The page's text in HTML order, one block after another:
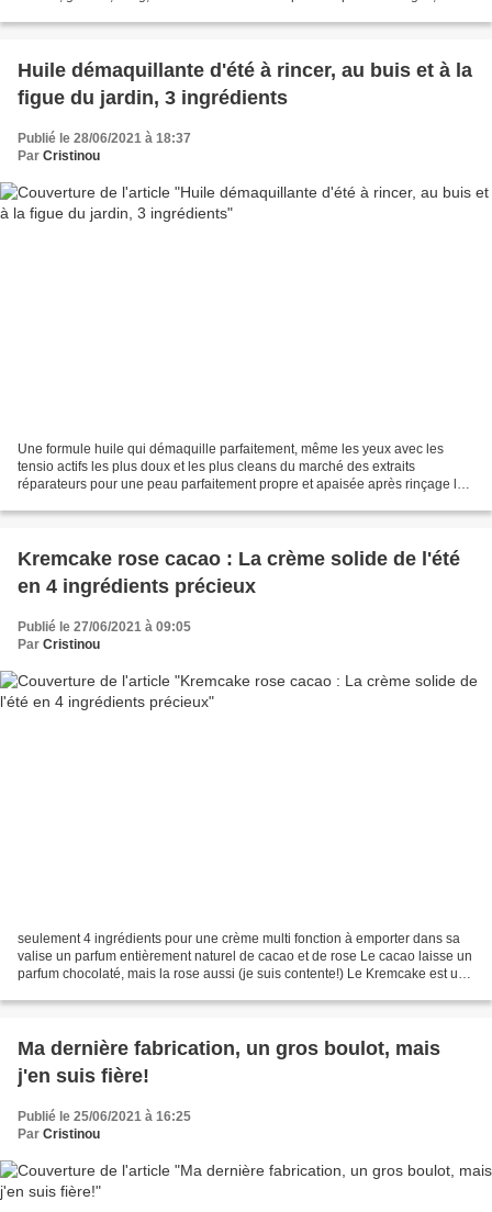
Huile démaquillante d'été à rincer, au buis et à la
figue du jardin, 3 ingrédients
Publié le 28/06/2021 à 18:37
Par Cristinou
Une formule huile qui démaquille parfaitement, même les yeux avec les
tensio actifs les plus doux et les plus cleans du marché des extraits
réparateurs pour une peau parfaitement propre et apaisée après rinçage la
Kremcake rose cacao : La crème solide de l'été
en 4 ingrédients précieux
Publié le 27/06/2021 à 09:05
Par Cristinou
seulement 4 ingrédients pour une crème multi fonction à emporter dans sa
valise un parfum entièrement naturel de cacao et de rose Le cacao laisse un
parfum chocolaté, mais la rose aussi (je suis contente!) Le Kremcake est une
Ma dernière fabrication, un gros boulot, mais
j'en suis fière!
Publié le 25/06/2021 à 16:25
Par Cristinou